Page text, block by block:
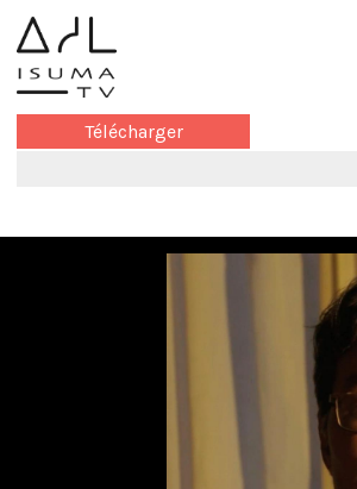
Télécharger